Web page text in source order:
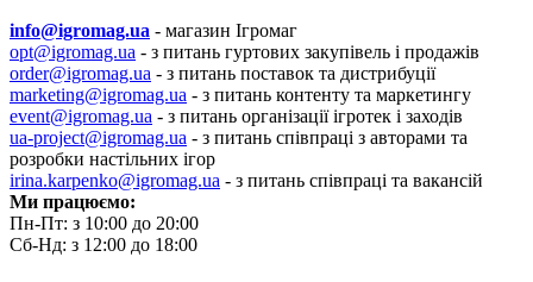
info@igromag.ua - магазин Ігромаг
opt@igromag.ua - з питань гуртових закупівель і продажів
order@igromag.ua - з питань поставок та дистрибуції
marketing@igromag.ua - з питань контенту та маркетингу
event@igromag.ua - з питань організації ігротек і заходів
ua-project@igromag.ua - з питань співпраці з авторами та
розробки настільних ігор
irina.karpenko@igromag.ua - з питань співпраці та вакансій
Ми працюємо:
Пн-Пт: з 10:00 до 20:00
Сб-Нд: з 12:00 до 18:00